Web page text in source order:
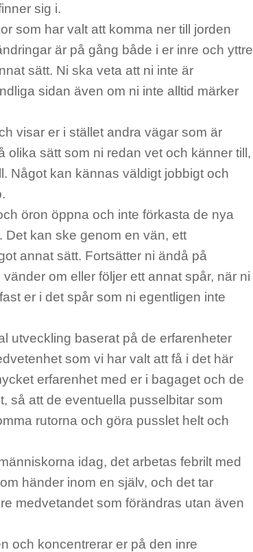
sig i.
som har valt att komma ner till jorden
är på gång både i er inre och yttre
sätt. Ni ska veta att ni inte är
sidan även om ni inte alltid märker
visar er i stället andra vägar som är
olika sätt som ni redan vet och känner till,
Något kan kännas väldigt jobbigt och
öron öppna och inte förkasta de nya
Det kan ske genom en vän, ett
annat sätt. Fortsätter ni ändå på
om eller följer ett annat spår, när ni
er i det spår som ni egentligen inte
utveckling baserat på de erfarenheter
som vi har valt att få i det här
erfarenhet med er i bagaget och de
så att de eventuella pusselbitar som
rutorna och göra pusslet helt och
idag, det arbetas febrilt med
händer inom en själv, och det tar
medvetandet som förändras utan även
och koncentrerar er på den inre